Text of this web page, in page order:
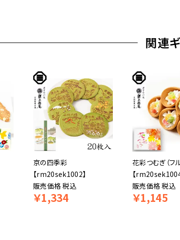
関連
京の四季彩
【rm20sek1002】
販売価格税込
￥1,334
花彩つむぎ（フ
【rm20sek1004
販売価格税込
￥1,145